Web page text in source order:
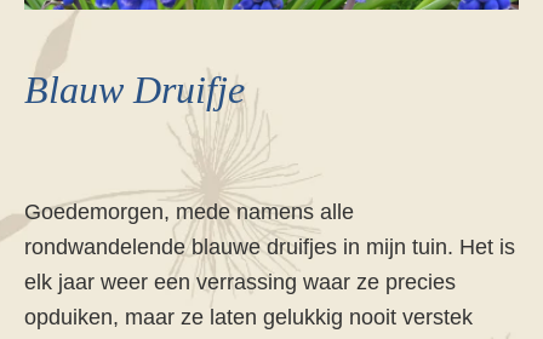
Blauw Druifje
Goedemorgen, mede namens alle
rondwandelende blauwe druifjes in mijn tuin. Het is
elk jaar weer een verrassing waar ze precies
opduiken, maar ze laten gelukkig nooit verstek